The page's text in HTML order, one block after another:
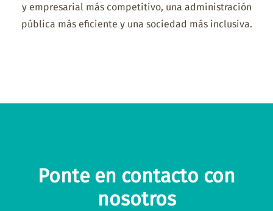
y empresarial más competitivo, una administración
pública más eficiente y una sociedad más inclusiva.
Ponte en contacto con
nosotros